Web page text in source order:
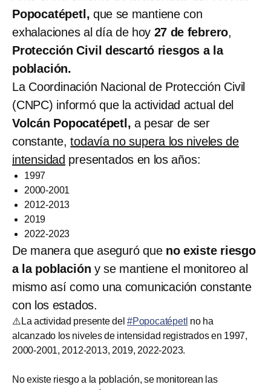
Popocatépetl, que se mantiene con
exhalaciones al día de hoy 27 de febrero,
Protección Civil descartó riesgos a la
población.
La Coordinación Nacional de Protección Civil
(CNPC) informó que la actividad actual del
Volcán Popocatépetl, a pesar de ser
constante,todavía no supera los niveles de
intensidad presentados en los años:
1997
2000-2001
2012-2013
2019
2022-2023
De manera que aseguró que no existe riesgo
a la población y se mantiene el monitoreo al
mismo así como una comunicación constante
con los estados.
⚠️La actividad presente del#Popocatépetl no ha
alcanzado los niveles de intensidad registrados en 1997,
2000-2001, 2012-2013, 2019, 2022-2023.
No existe riesgo a la población, se monitorean las